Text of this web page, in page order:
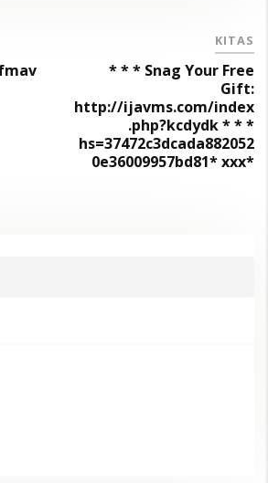
KITAS
* * * Snag Your Free
Gift:
http://ijavms.com/index
.php?kcdydk * * *
hs=37472c3dcada882052
0e36009957bd81* ххх*